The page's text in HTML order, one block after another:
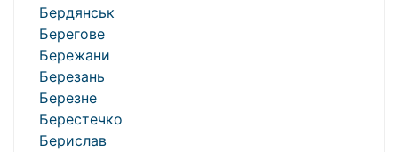
Бердянськ
Берегове
Бережани
Березань
Березне
Берестечко
Берислав